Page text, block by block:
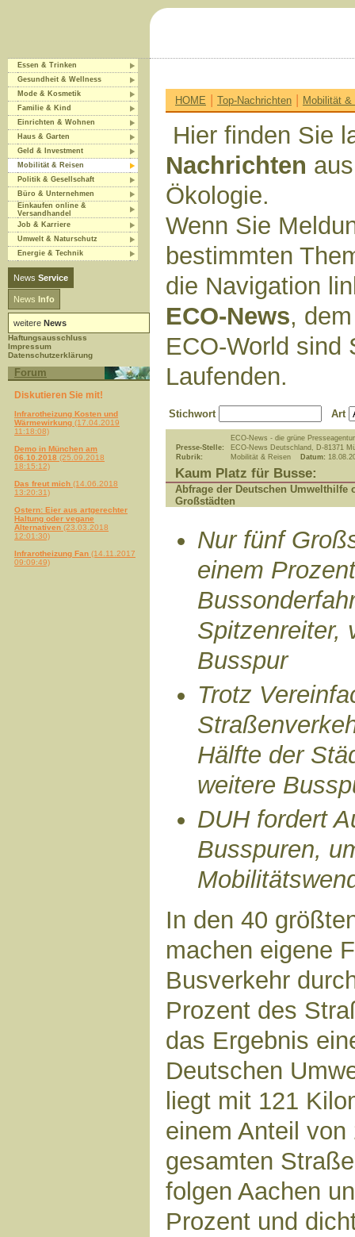
Essen & Trinken
Gesundheit & Wellness
Mode & Kosmetik
Familie & Kind
Einrichten & Wohnen
Haus & Garten
Geld & Investment
Mobilität & Reisen
Politik & Gesellschaft
Büro & Unternehmen
Einkaufen online &
Versandhandel
Job & Karriere
Umwelt & Naturschutz
Energie & Technik
News Service
News Info
weitere News
Haftungsausschluss
Impressum
Datenschutzerklärung
Forum
Diskutieren Sie mit!
Infrarotheizung Kosten und
Wärmewirkung (17.04.2019
11:18:08)
Demo in München am
06.10.2018 (25.09.2018
18:15:12)
Das freut mich (14.06.2018
13:20:31)
Ostern: Eier aus artgerechter
Haltung oder vegane
Alternativen (23.03.2018
12:01:30)
Infrarotheizung Fan (14.11.2017
09:09:49)
HOME | Top-Nachrichten | Mobilität &
Hier finden Sie
Nachrichten
Ökologie.
Wenn Sie
bestimmten
die Navigation
ECO-News,
ECO-World sind
Laufenden.
Stichwort Art
ECO-News - die grüne Presseagentur
Presse-Stelle:
ECO-News Deutschland, D-81371
Rubrik:
Mobilität & Reisen Datum:
Kaum Platz für Busse:
Abfrage der Deutschen
Großstädten
Nur fünf
einem
Spitzenreiter,
Busspur
Trotz
Hälfte der
weitere
DUH fordert
Busspuren,
In den 40
machen eigene
Busverkehr
Prozent des
das Ergebnis
Deutschen
liegt mit 121
einem Anteil
gesamten
folgen Aachen
Prozent und